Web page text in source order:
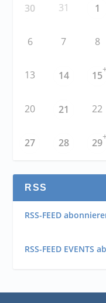
30 31 1
6 7 8
13 14 15
20 21 22
27 28 29
RSS
RSS-FEED
RSS-FEED EVENTS